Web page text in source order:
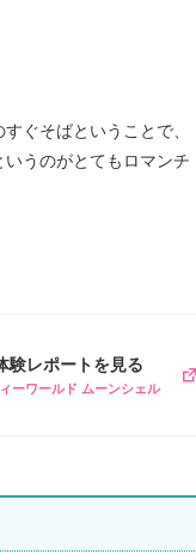
ぐそばということで、
うのがとてもロマンチ
験レポートを見る
ーワールド ムーンシェル